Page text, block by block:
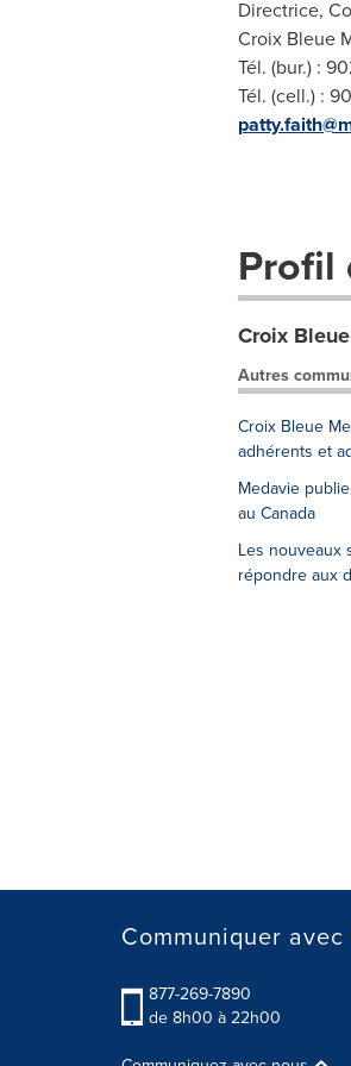
Directrice,
Croix Bleue
Tél. (bur.) :
Tél. (cell.) :
Profil
Croix
Autres
Croix Bleue
adhérents et
Medavie
au Canada
Les nouveaux
répondre aux
Communiquer
877-269-7890
de 8h00 à 22h00